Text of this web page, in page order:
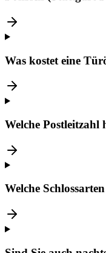
Was kostet eine
Welche Postleitzahl
Welche